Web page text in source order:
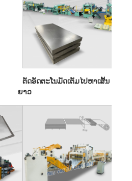
ຕັດອັດຕະໂນມັດເຕັມໄປຫາເສັ້ນ
ຍາວ